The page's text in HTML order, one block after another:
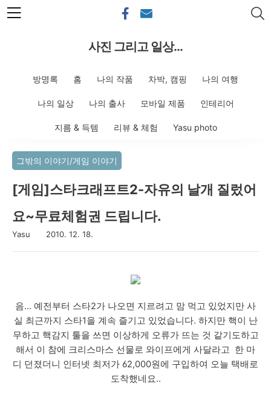
본문 바로가기
사진 그리고 일상...
방명록 홈 나의 작품 차박, 캠핑 나의 여행
나의 일상 나의 출사 모바일 제품 인테리어
지름 & 득템 리뷰 & 체험 Yasu photo
그밖의 이야기/게임 이야기
[게임]스타크래프트2-자유의 날개 질렀어
요~무료체험권 드립니다.
Yasu 2010. 12. 18.
음… 예전부터 스타2가 나오면 지르려고 맘 먹고 있었지만 사
실 최근까지 스타1을 계속 즐기고 있었습니다. 하지만 핵이 난
무하고 핵감지 툴을 쓰면 이상하게 오류가 뜨는 것 같기도하고
해서 이 참에 크리스마스 선물로 와이프에게 사달라고 한 마
디 던졌더니 인터넷 최저가 62,000원에 구입하여 오늘 택배로
도착했네요..